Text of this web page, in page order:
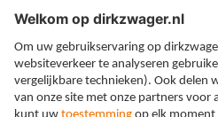
Expertises
Thema’s